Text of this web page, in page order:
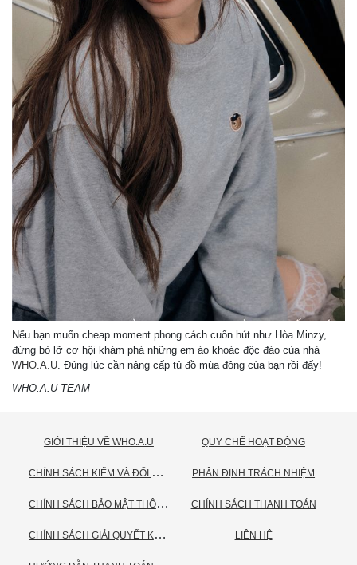
Nếu bạn muốn cheap moment phong cách cuốn hút như Hòa Minzy,
đừng bỏ lỡ cơ hội khám phá những em áo khoác độc đáo của nhà
WHO.A.U . Đúng lúc cần nâng cấp tủ đồ mùa đông của bạn rồi đấy!
WHO.A.U TEAM
GIỚI THIỆU VỀ WHO.A.U
C
HÍNH SÁCH KIỂM VÀ ĐỔI TRẢ HÀNG
C
HÍNH SÁCH BẢO MẬT THÔNG TIN CÁ NHÂN
C
HÍNH SÁCH GIẢI QUYẾT KHIẾU NẠI
QUY CHẾ HOẠT ĐỘNG
PHÂN ĐỊNH TRÁCH NHIỆM
CHÍNH SÁCH THANH TOÁN
LIÊN HỆ